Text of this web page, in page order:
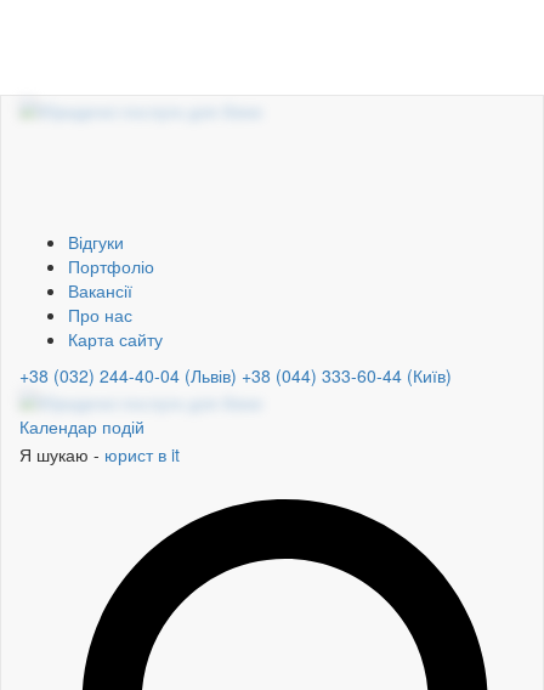
Відгуки
Портфоліо
Вакансії
Про нас
Карта сайту
+38 (032) 244-40-04 (Львів) +38 (044) 333-60-44 (Київ)
Календар подій
Я шукаю - юрист в it